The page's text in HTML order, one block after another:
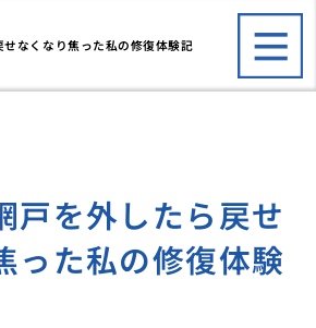
なくなり焦った私の修復体験記
戸を外したら戻せ
った私の修復体験